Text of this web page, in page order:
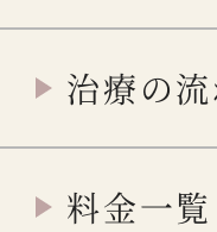
治療の
料金一覧